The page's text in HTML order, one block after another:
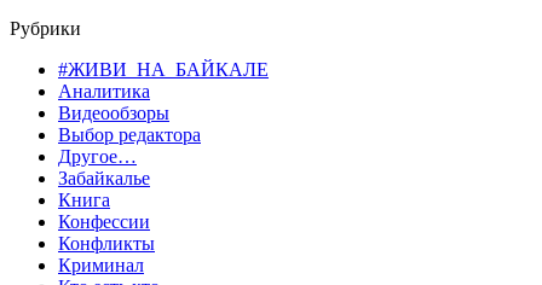
Рубрики
#ЖИВИ_НА_БАЙКАЛЕ
Аналитика
Видеообзоры
Выбор редактора
Другое…
Забайкалье
Книга
Конфессии
Конфликты
Криминал